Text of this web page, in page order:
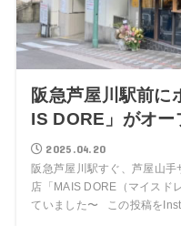
阪急芦屋川駅前に
IS DORE」がオー
2025.04.20
阪急芦屋川駅すぐ、芦屋山
店「MAIS DORE（マイスド
ていました〜 この投稿を